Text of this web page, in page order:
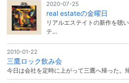
2020-07-25
real estateの金曜日
リアルエステイトの新作を聴
テ…
2010-01-22
三鷹ロック飲み会
今日は会社を定時に上がって三鷹へ帰った。